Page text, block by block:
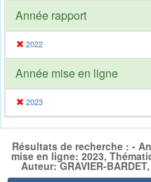
Année rapport
2022
Année mise en ligne
2023
Résultats de recherche : -
mise en ligne: 2023,
Auteur: GRAVIER-